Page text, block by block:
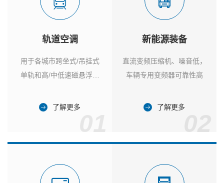
轨道空调
用于各城市跨坐式/吊挂式
单轨和高/中低速磁悬浮列
了解更多
新能源装备
直流变频压缩机、噪音低，
车辆专用变频器可靠性高
了解更多